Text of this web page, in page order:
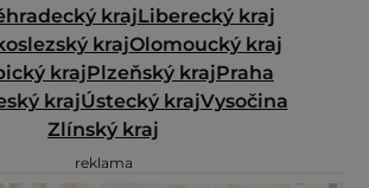
krajLiberecký kraj
krajOlomoucký kraj
krajPlzeňský krajPraha
krajÚstecký krajVysočina
Zlínský kraj
reklama